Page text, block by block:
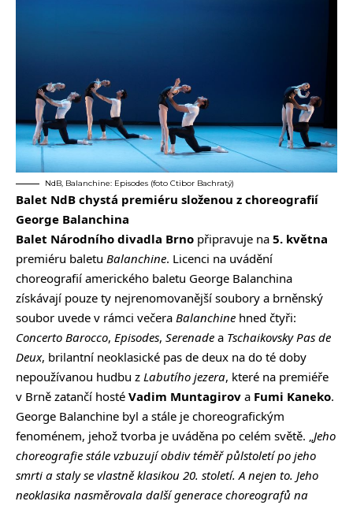
NdB, Balanchine: Episodes (foto Ctibor Bachratý)
Balet NdB chystá premiéru složenou z choreografií
George Balanchina
Balet Národního divadla Brno připravuje na 5. května
premiéru baletu Balanchine. Licenci na uvádění
choreografií amerického baletu George Balanchina
získávají pouze ty nejrenomovanější soubory a brněnský
soubor uvede v rámci večera Balanchine hned čtyři:
Concerto Barocco, Episodes, Serenade a Tschaikovsky Pas de
Deux, brilantní neoklasické pas de deux na do té doby
nepoužívanou hudbu z Labutího jezera, které na premiéře
v Brně zatančí hosté Vadim Muntagirov a Fumi Kaneko.
George Balanchine byl a stále je choreografickým
fenoménem, jehož tvorba je uváděna po celém světě. „ Jeho
choreografie stále vzbuzují obdiv téměř půlstoletí po jeho
smrti a staly se vlastně klasikou 20. století. A nejen to. Jeho
neoklasika nasměrovala další generace choreografů na